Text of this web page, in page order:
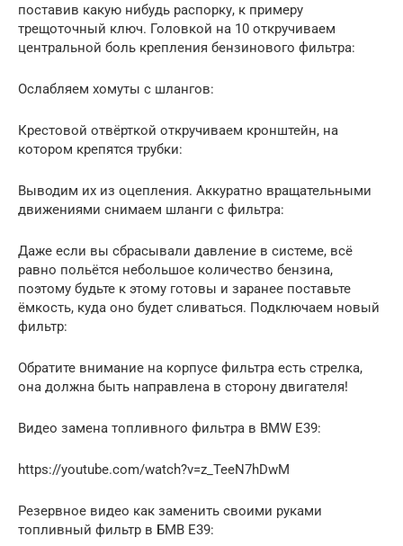
поставив какую нибудь распорку, к примеру
трещоточный ключ. Головкой на 10 откручиваем
центральной боль крепления бензинового фильтра:
Ослабляем хомуты с шлангов:
Крестовой отвёрткой откручиваем кронштейн, на
котором крепятся трубки:
Выводим их из оцепления. Аккуратно вращательными
движениями снимаем шланги с фильтра:
Даже если вы сбрасывали давление в системе, всё
равно польётся небольшое количество бензина,
поэтому будьте к этому готовы и заранее поставьте
ёмкость, куда оно будет сливаться. Подключаем новый
фильтр:
Обратите внимание на корпусе фильтра есть стрелка,
она должна быть направлена в сторону двигателя!
Видео замена топливного фильтра в BMW E39:
https://youtube.com/watch?v=z_TeeN7hDwM
Резервное видео как заменить своими руками
топливный фильтр в БМВ Е39: